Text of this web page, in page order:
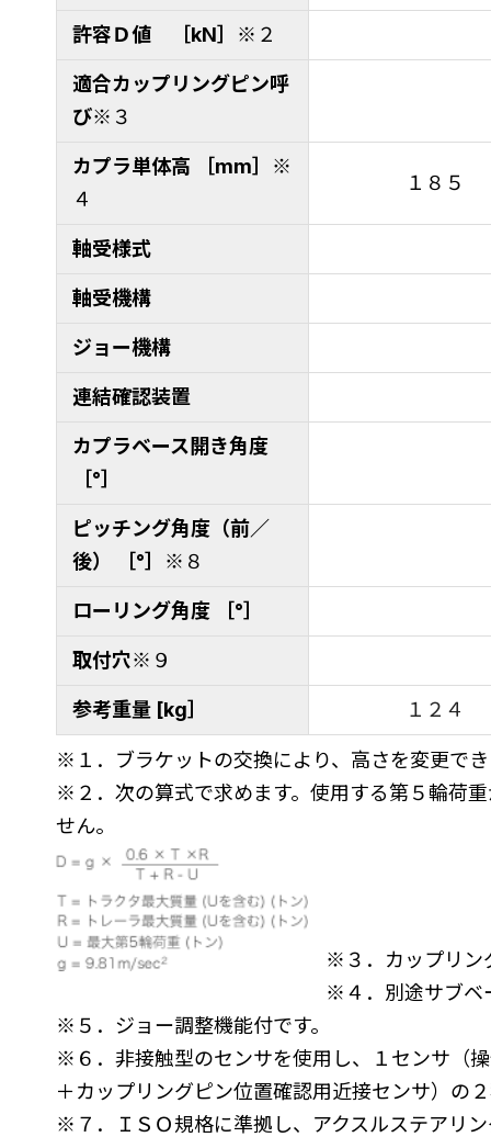
許容Ｄ値 ［kN］ ※２
適合カップリングピン呼
び※３
カプラ単体高 ［mm］ ※
４
１８５
軸受様式
軸受機構
ジョー機構
連結確認装置
カプラベース開き角度
［°］
ピッチング角度（前／
後） ［°］ ※８
ローリング角度 ［°］
取付穴※９
参考重量 [kg］ １２４
※１．ブラケットの交換により、高さを変更で
※２．次の算式で求めます。使用する第５輪荷
せん。
※３．カップリ
※４．別途サブベ
※５．ジョー調整機能付です。
※６．非接触型のセンサを使用し、１センサ（
＋カップリングピン位置確認用近接センサ）の
※７．ＩＳＯ規格に準拠し、アクスルステアリ